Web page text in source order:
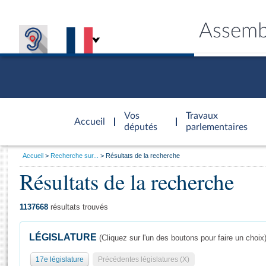
Accueil
d'accueil
Vos
députés
Travaux
parlementaires
Général
Vous
Accueil Recherche sur... Résultats de la recherche
Résultats de la recherche
1137668 résultats trouvés
LÉGISLATURE (Cliquez sur l'un des boutons pour faire un choix)
17e législature Précédentes législatures (X)